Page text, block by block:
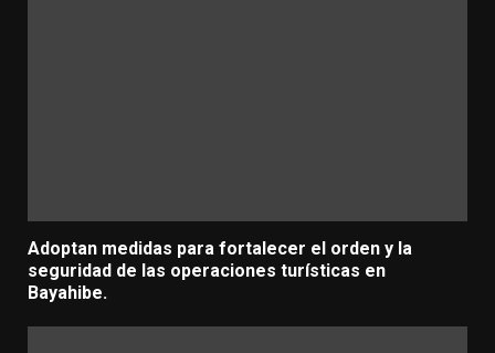
Adoptan medidas para fortalecer el orden y la
seguridad de las operaciones turísticas en
Bayahibe.